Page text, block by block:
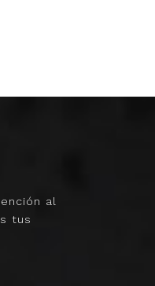
al
tus